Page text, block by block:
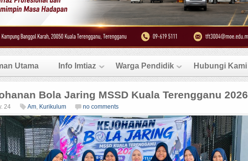
Utama Info Imtiaz Warga Pendidik Hubungi Kami
Bola Jaring MSSD Kuala Terengganu 2026
24 Am, Kurikulum no comments